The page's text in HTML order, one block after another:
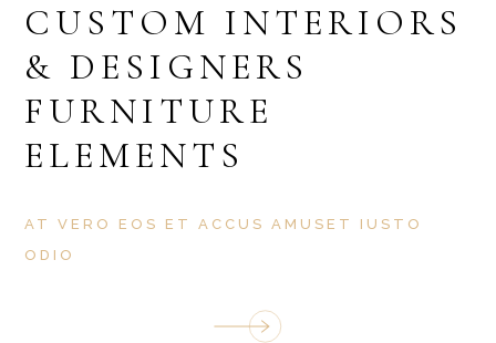
CUSTOM INTERIORS
& DESIGNERS
FURNITURE
ELEMENTS
AT VERO EOS ET ACCUS AMUSET IUSTO
ODIO